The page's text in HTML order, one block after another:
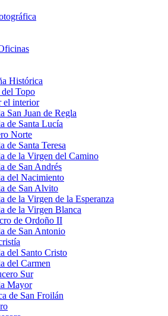
Histórica
Topo
el interior
San Juan de Regla
de Santa Lucía
Norte
de Santa Teresa
de la Virgen del Camino
de San Andrés
del Nacimiento
de San Alvito
de la Virgen de la Esperanza
de la Virgen Blanca
de Ordoño II
de San Antonio
del Santo Cristo
del Carmen
Sur
Mayor
de San Froilán